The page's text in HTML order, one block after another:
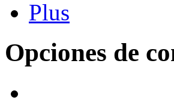
Opciones de